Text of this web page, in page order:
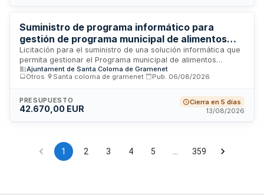
durante el suministro.
Suministro de programa informático para
gestión de programa municipal de alimentos
solidarios y comedor social
Licitación para el suministro de una solución informática que
permita gestionar el Programa municipal de alimentos
solidarios, comedor social y otros programas relacionados
con la Garantía Alimentaria. El sistema debe facilitar la
servicios a prestar, incluyendo compatibilidad con otras
modalidades de asistencia como tarjeta monedero,
inclusivo.
Ajuntament de Santa Coloma de Gramenet
Otros
Santa coloma de gramenet Pub. 06/08/2026
PRESUPUESTO
42.670,00 EUR
Cierra en 5 días
13/08/2026
1 2 3 4 5 359